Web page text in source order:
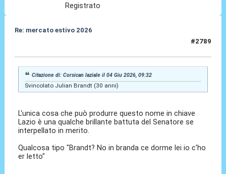
Registrato
Re: mercato estivo 2026
#2789
Citazione di: Corsican laziale il 04 Giu 2026, 09:32
Svincolato Julian Brandt (30 anni)
L'unica cosa che può produrre questo nome in chiave
Lazio è una qualche brillante battuta del Senatore se
interpellato in merito.
Qualcosa tipo "Brandt? No in branda ce dorme lei io c'ho
er letto"